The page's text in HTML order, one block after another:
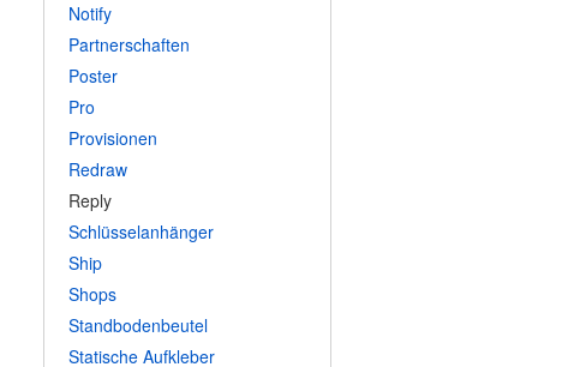
Notify
Partnerschaften
Poster
Pro
Provisionen
Redraw
Reply
Schlüsselanhänger
Ship
Shops
Standbodenbeutel
Statische Aufkleber